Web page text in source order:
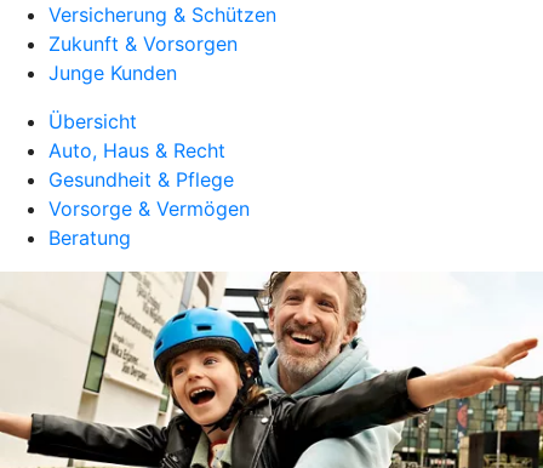
Versicherung & Schützen
Zukunft & Vorsorgen
Junge Kunden
Übersicht
Auto, Haus & Recht
Gesundheit & Pflege
Vorsorge & Vermögen
Beratung